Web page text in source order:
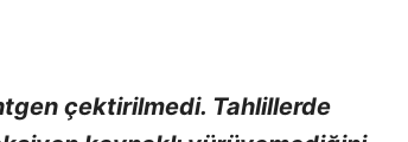
çektirilmedi. Tahlillerde